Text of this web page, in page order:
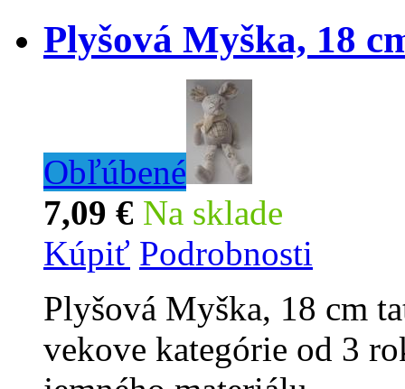
Plyšová Myška, 18
Obľúbené
7,09 € Na sklade
Kúpiť Podrobnosti
Plyšová Myška, 18 cm
vekove kategórie od 3